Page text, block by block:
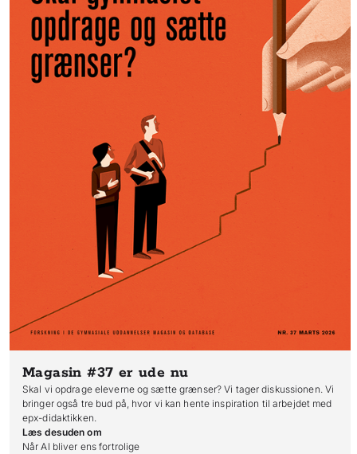
Magasin #37 er ude nu
Skal vi opdrage eleverne og sætte grænser? Vi tager diskussionen. Vi
bringer også tre bud på, hvor vi kan hente inspiration til arbejdet med
epx-didaktikken.
Læs desuden om
Når AI bliver ens fortrolige